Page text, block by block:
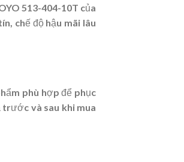
513-404-10T của
chế độ hậu mãi lâu
phù hợp để phục
trước và sau khi mua